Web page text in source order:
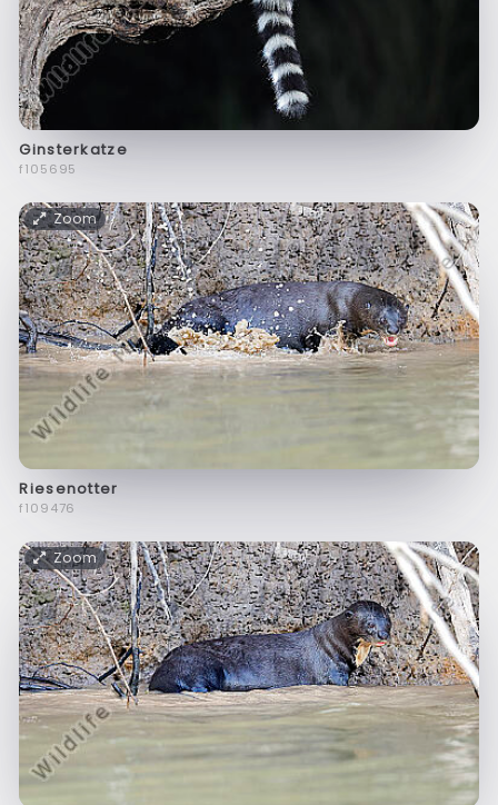
Ginsterkatze
f105695
Zoom
Riesenotter
f109476
Zoom